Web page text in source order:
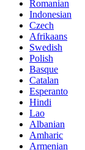
Romanian
Indonesian
Czech
Afrikaans
Swedish
Polish
Basque
Catalan
Esperanto
Hindi
Lao
Albanian
Amharic
Armenian